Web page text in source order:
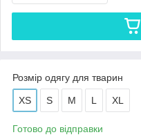
Розмір одягу для тварин
XS S M L XL
Готово до відправки